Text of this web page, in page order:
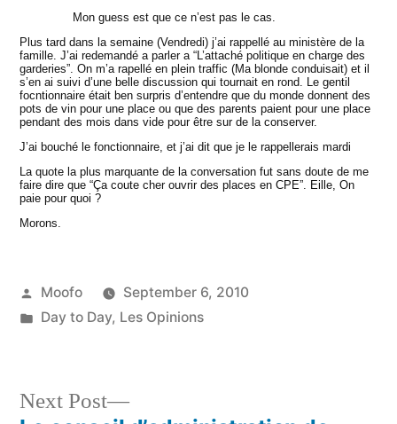
Mon guess est que ce n’est pas le cas.
Plus tard dans la semaine (Vendredi) j’ai rappellé au ministère de la
famille. J’ai redemandé a parler a “L’attaché politique en charge des
garderies”. On m’a rapellé en plein traffic (Ma blonde conduisait) et il
s’en ai suivi d’une belle discussion qui tournait en rond. Le gentil
focntionnaire était ben surpris d’entendre que du monde donnent des
pots de vin pour une place ou que des parents paient pour une place
pendant des mois dans vide pour être sur de la conserver.
J’ai bouché le fonctionnaire, et j’ai dit que je le rappellerais mardi
La quote la plus marquante de la conversation fut sans doute de me
faire dire que “Ça coute cher ouvrir des places en CPE”. Eille, On
paie pour quoi ?
Morons.
Posted
by
Moofo
September 6, 2010
Posted
Day to Day, Les Opinions
Next Post
Next